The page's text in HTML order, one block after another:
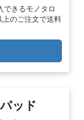
できるモノタロ
上のご注文で送料
ッド